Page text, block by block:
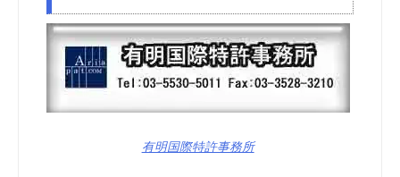
有明国際特許事務所